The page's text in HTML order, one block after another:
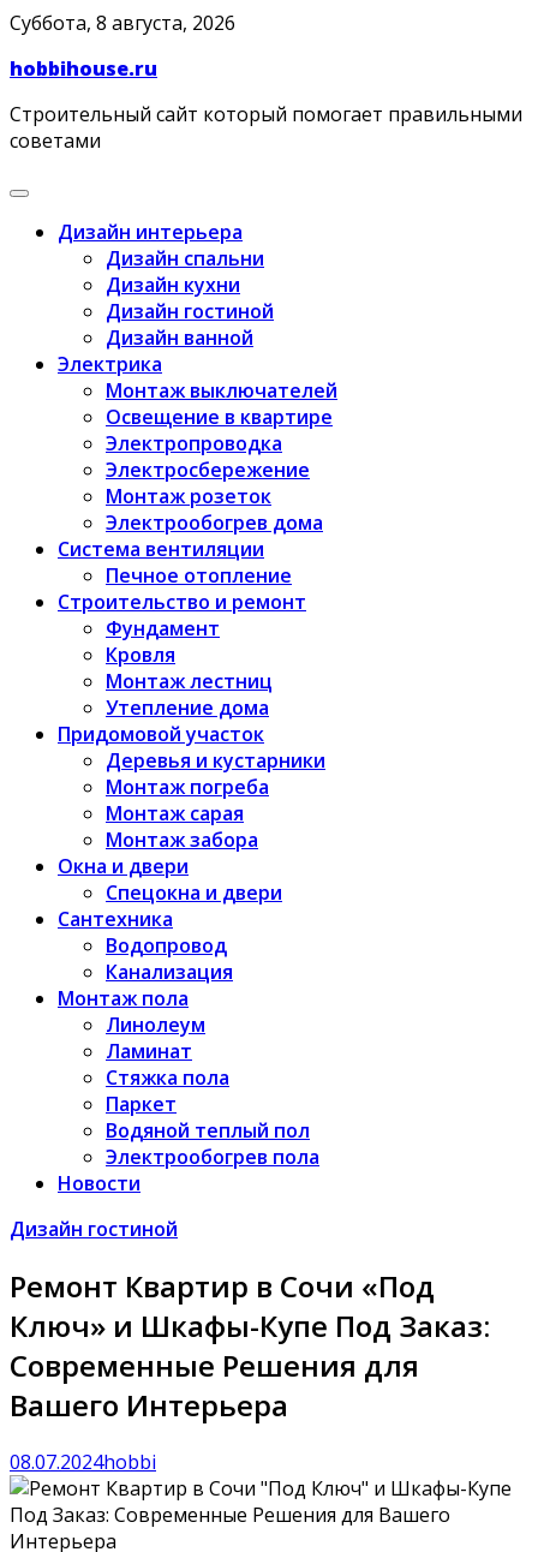
Skip
content
Суббота, 8 августа, 2026
hobbihouse.ru
Строительный сайт который помогает правильными
советами
Дизайн интерьера
Дизайн спальни
Дизайн кухни
Дизайн гостиной
Дизайн ванной
Электрика
Монтаж выключателей
Освещение в квартире
Электропроводка
Электросбережение
Монтаж розеток
Электрообогрев дома
Система вентиляции
Печное отопление
Строительство и ремонт
Фундамент
Кровля
Монтаж лестниц
Утепление дома
Придомовой участок
Деревья и кустарники
Монтаж погреба
Монтаж сарая
Монтаж забора
Окна и двери
Спецокна и двери
Сантехника
Водопровод
Канализация
Монтаж пола
Линолеум
Ламинат
Стяжка пола
Паркет
Водяной теплый пол
Электрообогрев пола
Новости
Дизайн гостиной
Ремонт Квартир в Сочи «Под
Ключ» и Шкафы-Купе Под Заказ:
Современные Решения для
Вашего Интерьера
08.07.2024hobbi